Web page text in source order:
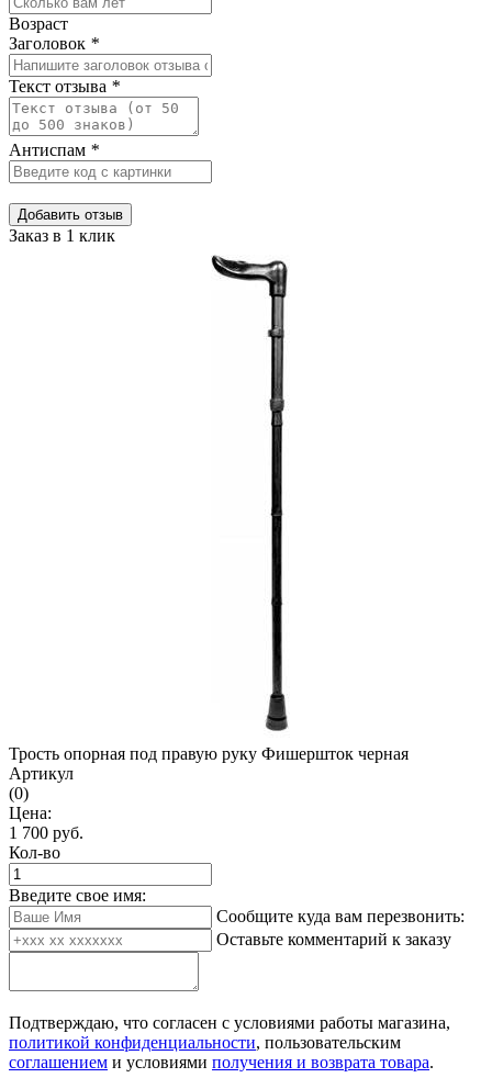
Возраст
Заголовок *
Текст отзыва *
Антиспам *
Добавить отзыв
Заказ в 1 клик
Трость опорная под правую руку Фишершток черная
Артикул
(0)
Цена:
1 700 руб.
Кол-во
Введите свое имя:
Сообщите куда вам перезвонить:
Оставьте комментарий к заказу
Подтверждаю, что согласен с условиями работы магазина,
политикой конфиденциальности, пользовательским
соглашением и условиями получения и возврата товара.